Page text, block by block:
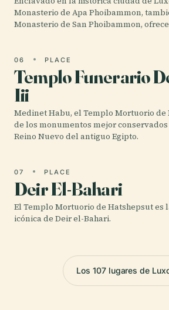
Monasterio de Apa Phoibammon,
Monasterio de San Phoibammon,
06 PLACE
Templo Funerario
Iii
Medinet Habu, el Templo Mortuorio de
de los monumentos mejor
Reino Nuevo del antiguo Egipto.
07 PLACE
Deir El-Bahari
El Templo Mortuorio de Hatshepsut es
icónica de Deir el-Bahari.
Los 107 lugares de